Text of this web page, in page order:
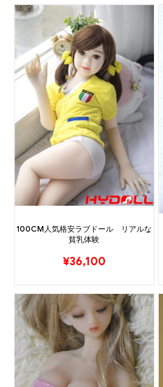
100CM人気格安ラブドール リアルな
貧乳体験
¥36,100